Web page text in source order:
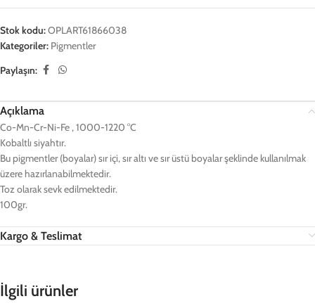
Stok kodu:OPLART61866038
Kategoriler: Pigmentler
Paylaşın:
Açıklama
Co-Mn-Cr-Ni-Fe , 1000-1220 °C
Kobaltlı siyahtır.
Bu pigmentler (boyalar) sır içi, sır altı ve sır üstü boyalar şeklinde kullanılmak
üzere hazırlanabilmektedir.
Toz olarak sevk edilmektedir.
100gr.
Kargo & Teslimat
İlgili ürünler